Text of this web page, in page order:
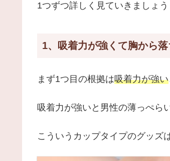
1つずつ詳しく見ていきましょう
1、吸着力が強くて胸から
まず1つ目の根拠は吸着力が強い
吸着力が強いと男性の薄っぺら
こういうカップタイプのグッズ